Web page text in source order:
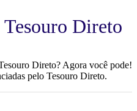
Direto
Direto? Agora você pode!
pelo Tesouro Direto.